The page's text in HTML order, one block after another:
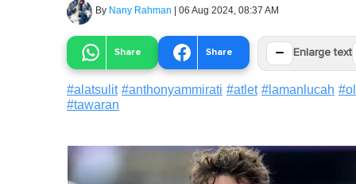
By Nany Rahman | 06 Aug 2024, 08:37 AM
Share Share − Enlarge text
#alatsulit #anthonyammirati #atlet # lamanlucah #
#tawaran